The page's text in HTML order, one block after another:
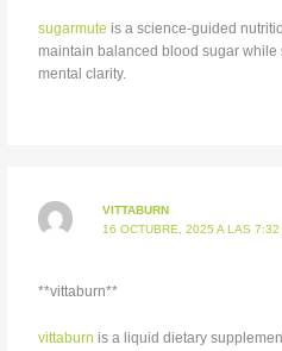
sugarmute is a science-guided
maintain balanced blood sugar
mental clarity.
VITTABURN
16 OCTUBRE, 2025 A LAS 7:32
** vittaburn**
vittaburn is a liquid dietary